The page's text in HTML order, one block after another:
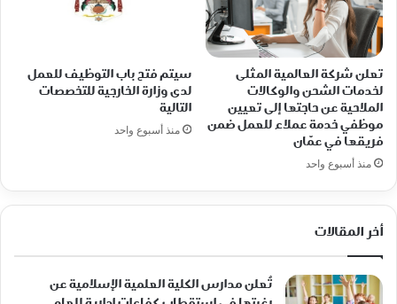
تعلن شركة العالمية المثلى
لخدمات الشحن والوكالات
الملاحية عن حاجتها إلى تعيين
موظفي خدمة عملاء للعمل ضمن
فريقها في عمّان
منذ أسبوع واحد
سيتم فتح باب التوظيف للعمل
لدى وزارة الخارجية للتخصصات
التالية
منذ أسبوع واحد
أخر المقالات
تُعلن مدارس الكلية العلمية الإسلامية عن